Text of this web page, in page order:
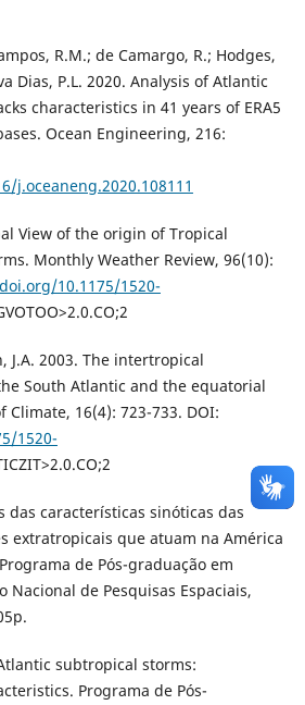
R.M.; de Camargo, R.; Hodges,
Dias, P.L. 2020. Analysis of Atlantic
characteristics in 41 years of ERA5
Ocean Engineering, 216:
j.oceaneng.2020.108111
View of the origin of Tropical
Monthly Weather Review, 96(10):
10.1175/1520-
J.A. 2003. The intertropical
South Atlantic and the equatorial
Climate, 16(4): 723-733. DOI:
1520-
das características sinóticas das
extratropicais que atuam na América
de Pós-graduação em
de Pesquisas Espaciais,
subtropical storms:
Programa de Pós-